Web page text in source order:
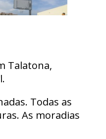
Talatona,
Todas as
As moradias